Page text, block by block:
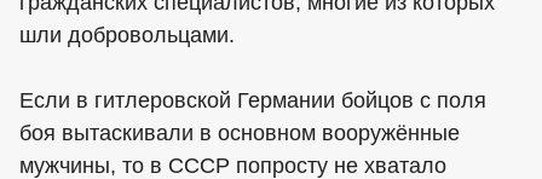
шли добровольцами.
Если в гитлеровской Германии бойцов с поля
боя вытаскивали в основном вооружённые
мужчины, то в СССР попросту не хватало